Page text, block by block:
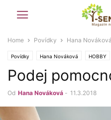
Home Povídky Hana Nováková
Povídky Hana Nováková HOBBY
ZÁBAVA A KULTURA
Podej
Od Hana Nováková - 11.3.2018